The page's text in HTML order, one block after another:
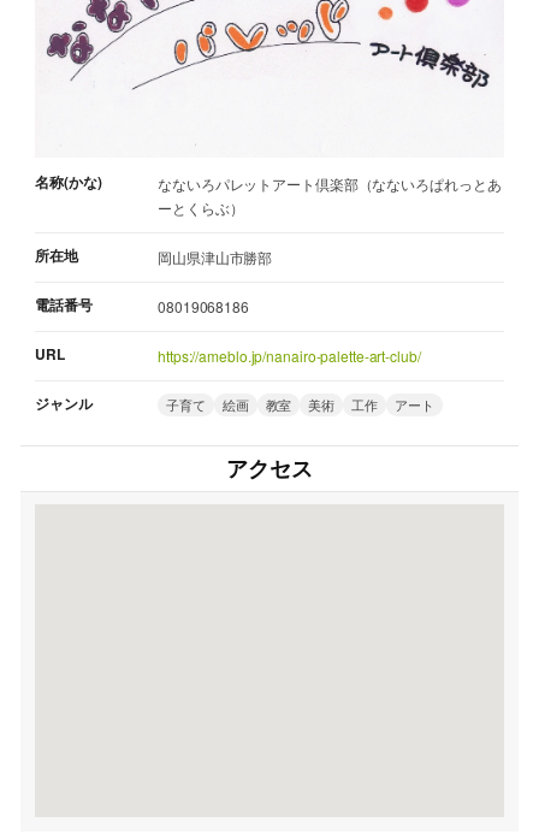
名称(かな)
なないろパレットアート倶楽部（なないろぱれっとあ
ーとくらぶ）
所在地 岡山県津山市勝部
電話番号 08019068186
URL https://ameblo.jp/nanairo-palette-art-club/
ジャンル 子育て 絵画 教室 美術 工作 アート
アクセス